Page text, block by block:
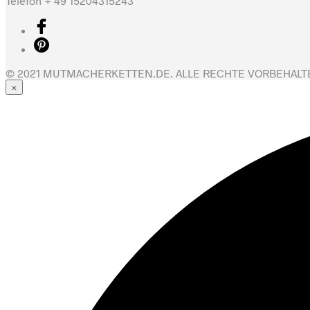
© 2021 MUTMACHERKETTEN.DE. ALLE RECHTE
×